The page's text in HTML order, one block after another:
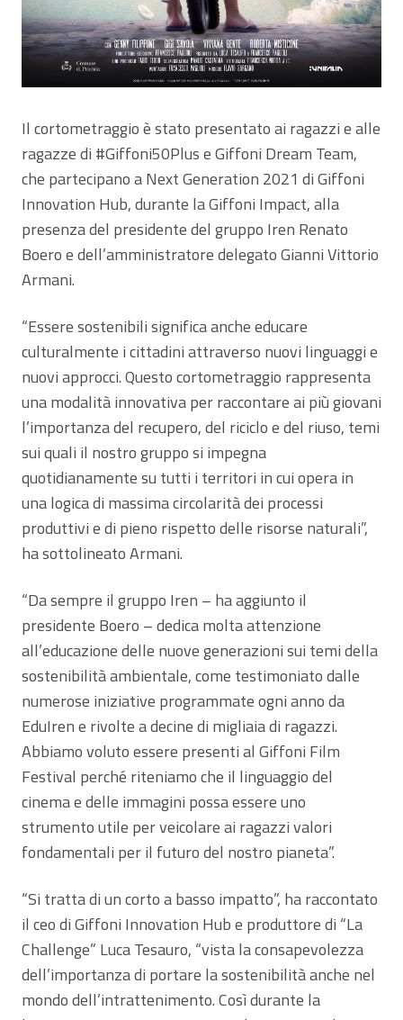
Il cortometraggio è stato presentato ai ragazzi e alle
ragazze di #Giffoni50Plus e Giffoni Dream Team,
che partecipano a Next Generation 2021 di Giffoni
Innovation Hub, durante la Giffoni Impact, alla
presenza del presidente del gruppo Iren Renato
Boero e dell’amministratore delegato Gianni Vittorio
Armani.
“Essere sostenibili significa anche educare
culturalmente i cittadini attraverso nuovi linguaggi e
nuovi approcci. Questo cortometraggio rappresenta
una modalità innovativa per raccontare ai più giovani
l’importanza del recupero, del riciclo e del riuso, temi
sui quali il nostro gruppo si impegna
quotidianamente su tutti i territori in cui opera in
una logica di massima circolarità dei processi
produttivi e di pieno rispetto delle risorse naturali”,
ha sottolineato Armani.
“Da sempre il gruppo Iren – ha aggiunto il
presidente Boero – dedica molta attenzione
all’educazione delle nuove generazioni sui temi della
sostenibilità ambientale, come testimoniato dalle
numerose iniziative programmate ogni anno da
EduIren e rivolte a decine di migliaia di ragazzi.
Abbiamo voluto essere presenti al Giffoni Film
Festival perché riteniamo che il linguaggio del
cinema e delle immagini possa essere uno
strumento utile per veicolare ai ragazzi valori
fondamentali per il futuro del nostro pianeta”.
“Si tratta di un corto a basso impatto”, ha raccontato
il ceo di Giffoni Innovation Hub e produttore di “La
Challenge” Luca Tesauro, “vista la consapevolezza
dell’importanza di portare la sostenibilità anche nel
mondo dell’intrattenimento. Così durante la